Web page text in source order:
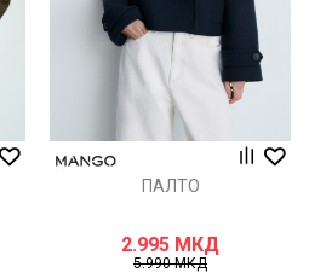
ПАЛТО
2.995 МКД
5.990МКД